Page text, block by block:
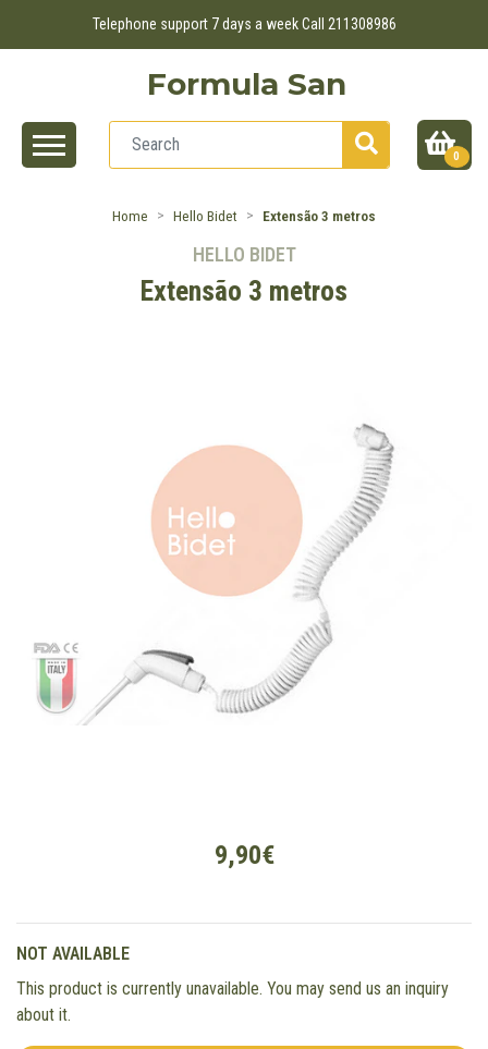
Telephone support 7 days a week Call 211308986
Formula San
0
Home Hello Bidet Extensão 3 metros
HELLO BIDET
Extensão 3 metros
9,90€
NOT AVAILABLE
This product is currently unavailable. You may send us an inquiry
about it.